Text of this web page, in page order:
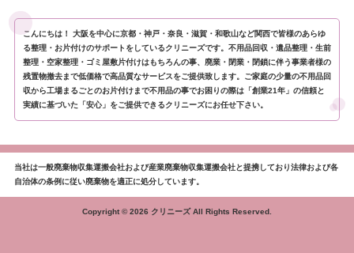
こんにちは！ 大阪を中心に京都・神戸・奈良・滋賀・和歌山など関西で皆様のあらゆ
る整理・お片付けのサポートをしているクリニーズです。不用品回収・遺品整理・生前
整理・空家整理・ゴミ屋敷片付けはもちろんの事、廃業・閉業・閉鎖に伴う事業者様の
残置物撤去まで低価格で高品質なサービスをご提供致します。ご家庭の少量の不用品回
収から工場まるごとのお片付けまで不用品の事でお困りの際は「創業21年」の信頼と
実績に基づいた「安心」をご提供できるクリニーズにお任せ下さい。
当社は一般廃棄物収集運搬会社および産業廃棄物収集運搬会社と提携しており法律および各
自治体の条例に従い廃棄物を適正に処分しています。
Copyright © 2026 クリニーズ All Rights Reserved.